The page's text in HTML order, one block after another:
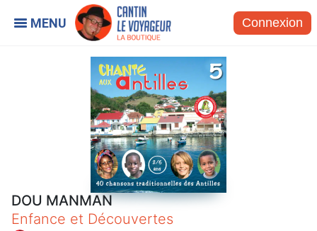
Connexion
DOU MANMAN
Enfance et Découvertes